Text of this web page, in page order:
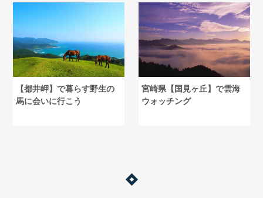
【都井岬】で暮らす野生の
馬に会いに行こう
宮崎県【国見ヶ丘】で雲海
ウォッチング